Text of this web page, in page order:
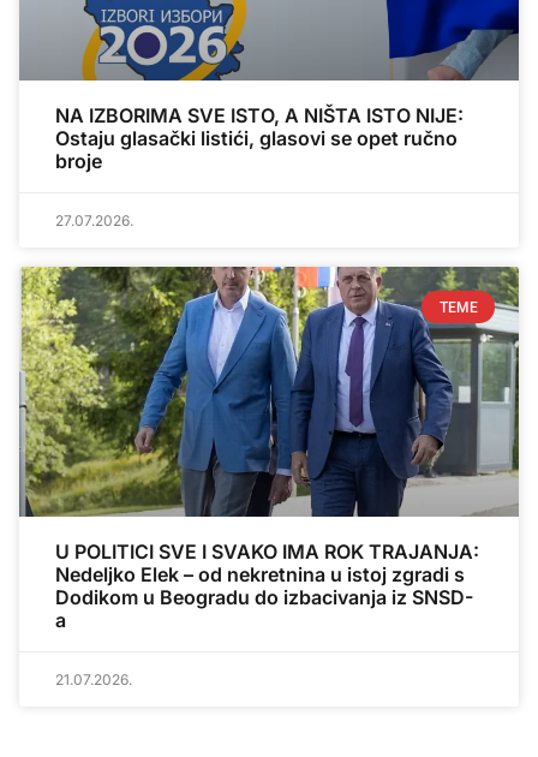
NA IZBORIMA SVE ISTO, A NIŠTA ISTO NIJE:
Ostaju glasački listići, glasovi se opet ručno
broje
27.07.2026.
TEME
U POLITICI SVE I SVAKO IMA ROK TRAJANJA:
Nedeljko Elek – od nekretnina u istoj zgradi s
Dodikom u Beogradu do izbacivanja iz SNSD-
a
21.07.2026.